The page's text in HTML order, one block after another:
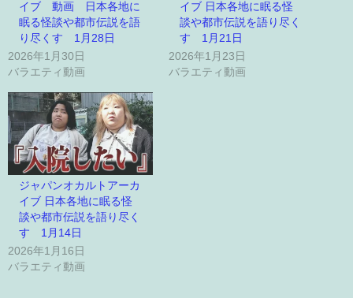
イブ 動画 日本各地に
眠る怪談や都市伝説を語
り尽くす 1月28日
2026年1月30日
バラエティ動画
イブ 日本各地に眠る怪
談や都市伝説を語り尽く
す 1月21日
2026年1月23日
バラエティ動画
ジャパンオカルトアーカ
イブ 日本各地に眠る怪
談や都市伝説を語り尽く
す 1月14日
2026年1月16日
バラエティ動画